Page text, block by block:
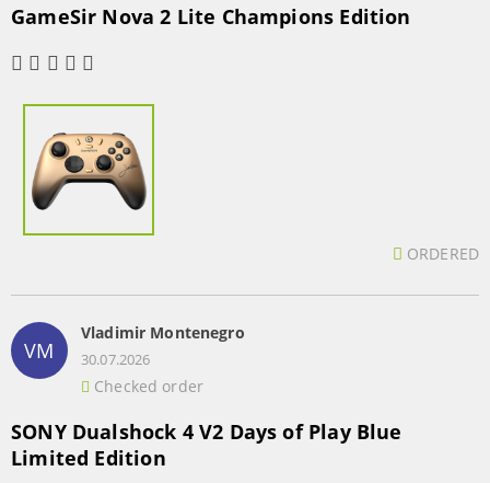
GameSir Nova 2 Lite Champions Edition
ORDERED
VM
Vladimir Montenegro
30.07.2026
Checked order
SONY Dualshock 4 V2 Days of Play Blue
Limited Edition